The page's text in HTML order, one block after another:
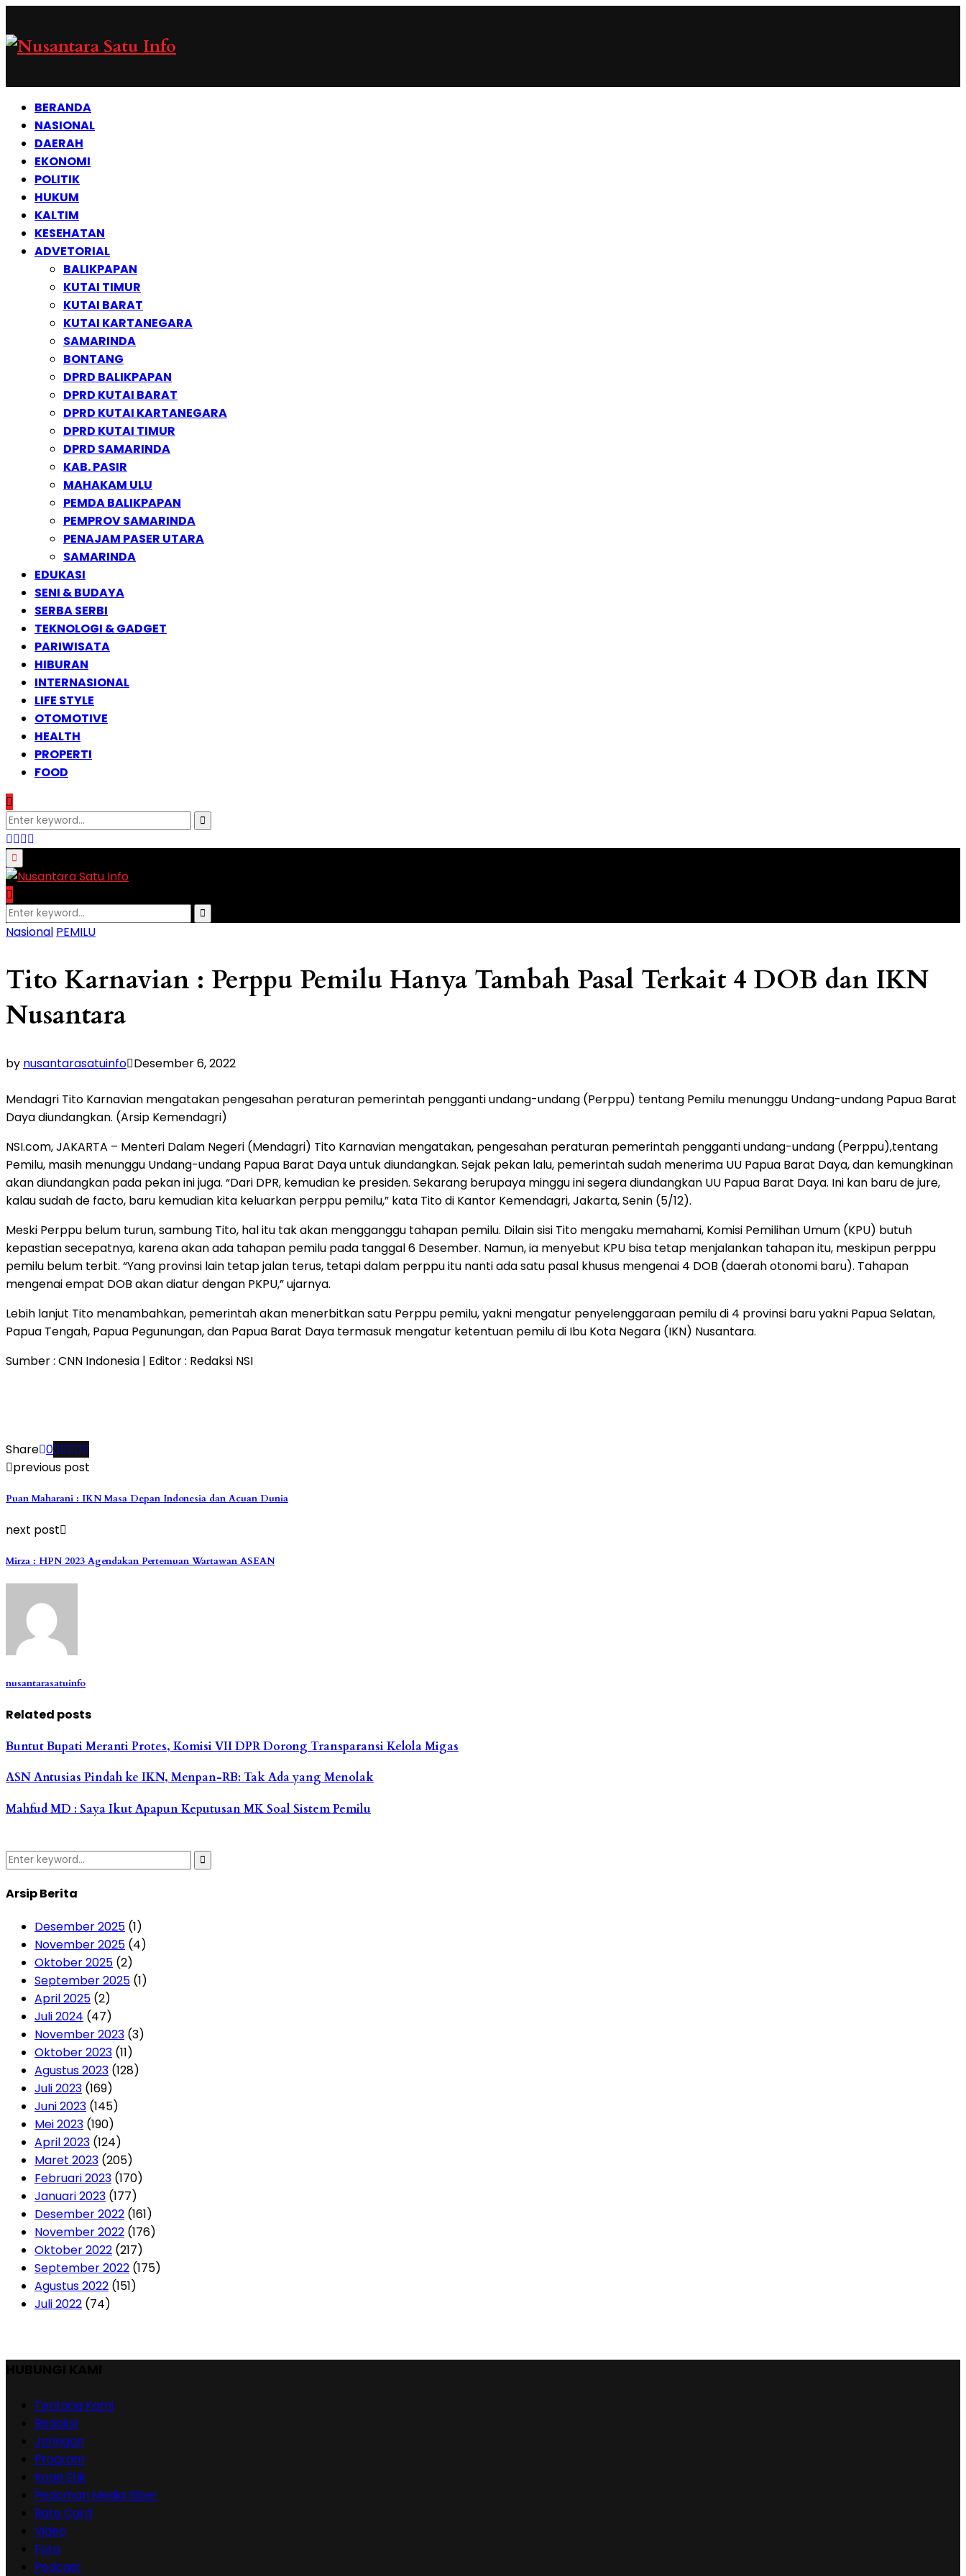
BERANDA
NASIONAL
DAERAH
EKONOMI
POLITIK
HUKUM
KALTIM
KESEHATAN
ADVETORIAL
BALIKPAPAN
KUTAI TIMUR
KUTAI BARAT
KUTAI KARTANEGARA
SAMARINDA
BONTANG
DPRD BALIKPAPAN
DPRD KUTAI BARAT
DPRD KUTAI KARTANEGARA
DPRD KUTAI TIMUR
DPRD SAMARINDA
KAB. PASIR
MAHAKAM ULU
PEMDA BALIKPAPAN
PEMPROV SAMARINDA
PENAJAM PASER UTARA
SAMARINDA
EDUKASI
SENI & BUDAYA
SERBA SERBI
TEKNOLOGI & GADGET
PARIWISATA
HIBURAN
INTERNASIONAL
LIFE STYLE
OTOMOTIVE
HEALTH
PROPERTI
FOOD
Search
for:
Search
Facebook
Instagram
Email
Primary
Menu
Search
for:
Search
Nasional PEMILU
Tito Karnavian : Perppu Pemilu Hanya Tambah Pasal Terkait 4 DOB dan IKN
Nusantara
by nusantarasatuinfo Desember 6, 2022
Mendagri Tito Karnavian mengatakan pengesahan peraturan pemerintah pengganti undang-undang (Perppu) tentang Pemilu menunggu Undang-undang Papua Barat
Daya diundangkan. (Arsip Kemendagri)
NSI.com, JAKARTA – Menteri Dalam Negeri (Mendagri) Tito Karnavian mengatakan, pengesahan peraturan pemerintah pengganti undang-undang (Perppu),tentang
Pemilu, masih menunggu Undang-undang Papua Barat Daya untuk diundangkan. Sejak pekan lalu, pemerintah sudah menerima UU Papua Barat Daya, dan kemungkinan
akan diundangkan pada pekan ini juga. “Dari DPR, kemudian ke presiden. Sekarang berupaya minggu ini segera diundangkan UU Papua Barat Daya. Ini kan baru de jure,
kalau sudah de facto, baru kemudian kita keluarkan perppu pemilu,” kata Tito di Kantor Kemendagri, Jakarta, Senin (5/12).
Meski Perppu belum turun, sambung Tito, hal itu tak akan mengganggu tahapan pemilu. Dilain sisi Tito mengaku memahami, Komisi Pemilihan Umum (KPU) butuh
kepastian secepatnya, karena akan ada tahapan pemilu pada tanggal 6 Desember. Namun, ia menyebut KPU bisa tetap menjalankan tahapan itu, meskipun perppu
pemilu belum terbit. “Yang provinsi lain tetap jalan terus, tetapi dalam perppu itu nanti ada satu pasal khusus mengenai 4 DOB (daerah otonomi baru). Tahapan
mengenai empat DOB akan diatur dengan PKPU,” ujarnya.
Lebih lanjut Tito menambahkan, pemerintah akan menerbitkan satu Perppu pemilu, yakni mengatur penyelenggaraan pemilu di 4 provinsi baru yakni Papua Selatan,
Papua Tengah, Papua Pegunungan, dan Papua Barat Daya termasuk mengatur ketentuan pemilu di Ibu Kota Negara (IKN) Nusantara.
Sumber : CNN Indonesia | Editor : Redaksi NSI
Share 0
previous post
Puan Maharani : IKN Masa Depan Indonesia dan Acuan Dunia
next post
Mirza : HPN 2023 Agendakan Pertemuan Wartawan ASEAN
nusantarasatuinfo
Related posts
Buntut Bupati Meranti Protes, Komisi VII DPR Dorong Transparansi Kelola Migas
ASN Antusias Pindah ke IKN, Menpan-RB: Tak Ada yang Menolak
Mahfud MD : Saya Ikut Apapun Keputusan MK Soal Sistem Pemilu
Search
Search
Arsip Berita
Desember 2025 (1)
November 2025 (4)
Oktober 2025 (2)
September 2025 (1)
April 2025 (2)
Juli 2024 (47)
November 2023 (3)
Oktober 2023 (11)
Agustus 2023 (128)
Juli 2023 (169)
Juni 2023 (145)
Mei 2023 (190)
April 2023 (124)
Maret 2023 (205)
Februari 2023 (170)
Januari 2023 (177)
Desember 2022 (161)
November 2022 (176)
Oktober 2022 (217)
September 2022 (175)
Agustus 2022 (151)
Juli 2022 (74)
Tentang Kami
Redaksi
Jaringan
Program
Kode Etik
Pedoman Media Siber
Rate Card
Video
Foto
Podcast